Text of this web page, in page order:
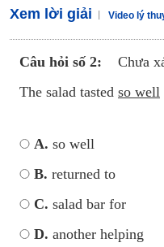
Xem lời giải Video lý
Câu hỏi số 2:
Chưa
The salad tasted so well
A. so well
B. returned to
C. salad bar for
D. another helping